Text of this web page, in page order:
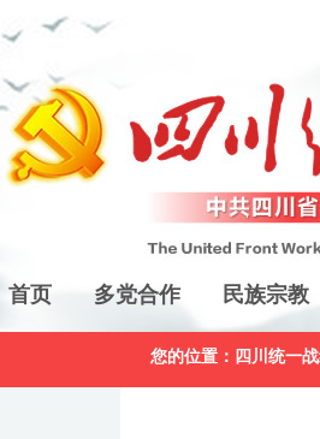
首页 多党合作 民族宗教
您的位置： 四川统一